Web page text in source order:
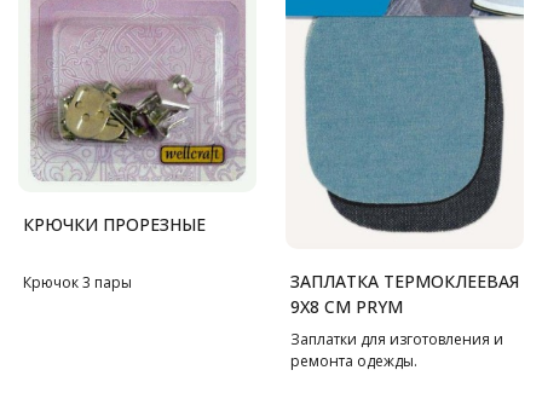
КРЮЧКИ ПРОРЕЗНЫЕ
Крючок 3 пары
ЗАПЛАТКА ТЕРМОКЛЕЕВАЯ
9Х8 СМ PRYM
Заплатки для изготовления и
ремонта одежды.